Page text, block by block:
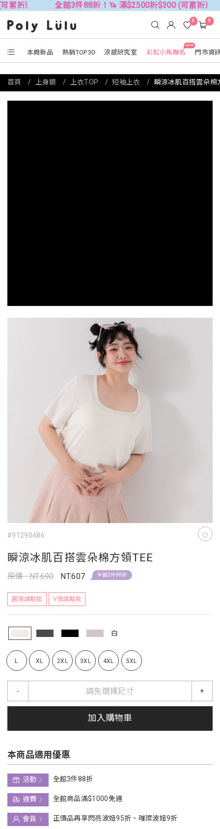
全館3件88折！🦄 滿$2500折$300 (可累折） 全館3
本周新品 熱銷TOP30 涼感研究室
NEW
彩虹小馬聯名 門市資
0 0
#91290486
瞬涼冰肌百搭雲朵棉方領TEE
原價 : NT.690 NT.607 全館3件88折
圓領請點我 V領請點我
白
L XL 2XL 3XL 4XL 5XL
請先選擇尺寸
- +
加入購物車
本商品適用優惠
活動
全館3件88折
運費
全館商品滿$1000免運
會員
正價品再享閃亮波妞95折、璀璨波妞9折
首頁 上身類 上衣TOP 短袖上衣 瞬涼冰肌百搭雲朵棉